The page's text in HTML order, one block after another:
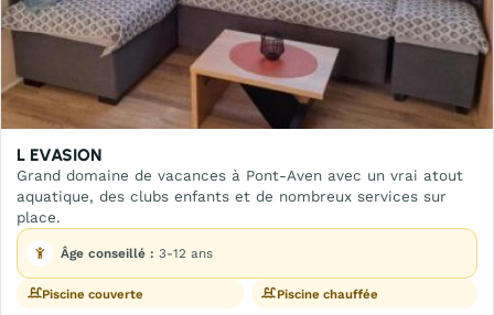
L EVASION
Grand domaine de vacances à Pont-Aven avec un vrai atout
aquatique, des clubs enfants et de nombreux services sur
place.
Âge conseillé : 3-12 ans
Piscine couverte Piscine chauffée